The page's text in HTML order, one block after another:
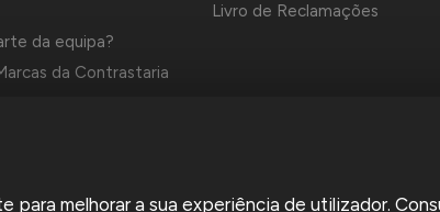
da equipa?
da Contrastaria
Livro de Reclamações
empresa grossista de relojoaria e ourivesaria em
especializadas para as atividades de
para melhorar a sua experiência de utilizador.